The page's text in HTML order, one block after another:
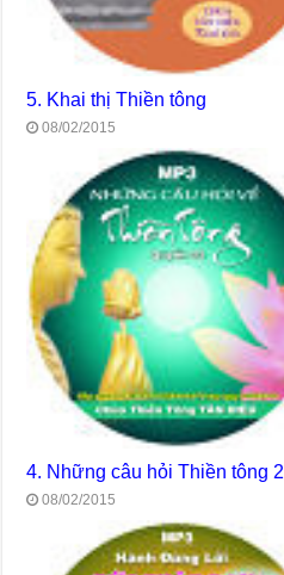
5. Khai thị Thiền tông
08/02/2015
4. Những câu hỏi Thiền tông 2
08/02/2015